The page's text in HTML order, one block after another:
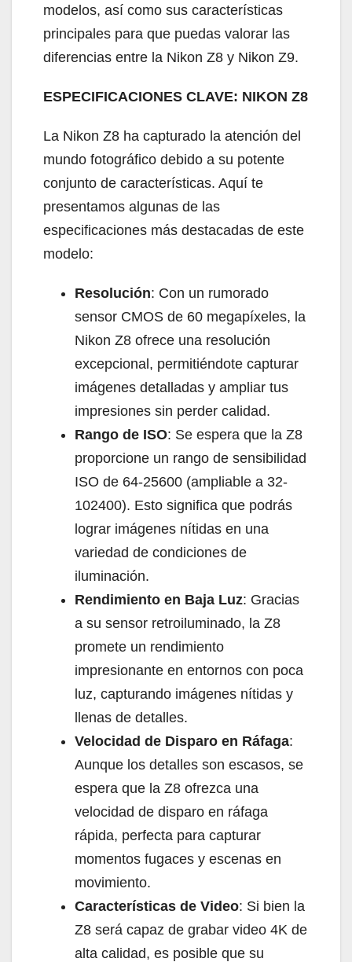
modelos, así como sus características
principales para que puedas valorar las
diferencias entre la Nikon Z8 y Nikon Z9.
ESPECIFICACIONES CLAVE: NIKON Z8
La Nikon Z8 ha capturado la atención del
mundo fotográfico debido a su potente
conjunto de características. Aquí te
presentamos algunas de las
especificaciones más destacadas de este
modelo:
Resolución: Con un rumorado
sensor CMOS de 60 megapíxeles, la
Nikon Z8 ofrece una resolución
excepcional, permitiéndote capturar
imágenes detalladas y ampliar tus
impresiones sin perder calidad.
Rango de ISO: Se espera que la Z8
proporcione un rango de sensibilidad
ISO de 64-25600 (ampliable a 32-
102400). Esto significa que podrás
lograr imágenes nítidas en una
variedad de condiciones de
iluminación.
Rendimiento en Baja Luz: Gracias
a su sensor retroiluminado, la Z8
promete un rendimiento
impresionante en entornos con poca
luz, capturando imágenes nítidas y
llenas de detalles.
Velocidad de Disparo en Ráfaga:
Aunque los detalles son escasos, se
espera que la Z8 ofrezca una
velocidad de disparo en ráfaga
rápida, perfecta para capturar
momentos fugaces y escenas en
movimiento.
Características de Video: Si bien la
Z8 será capaz de grabar video 4K de
alta calidad, es posible que su